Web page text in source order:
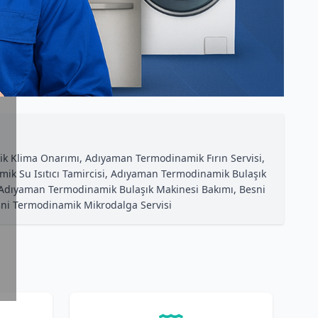
Onarımı, Adıyaman Termodinamik Fırın Servisi,
Su Isıtıcı Tamircisi, Adıyaman Termodinamik Bulaşık
Termodinamik Bulaşık Makinesi Bakımı, Besni
Termodinamik Mikrodalga Servisi